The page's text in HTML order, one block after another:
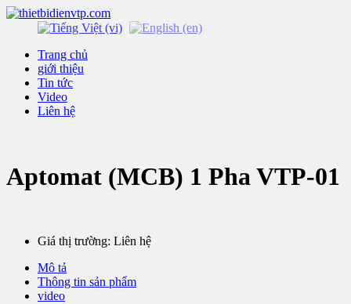
Trang chủ
giới thiệu
Tin tức
Video
Liên hệ
Aptomat (MCB) 1 Pha VTP-01
Giá thị trường: Liên hệ
Mô tả
Thông tin sản phẩm
video